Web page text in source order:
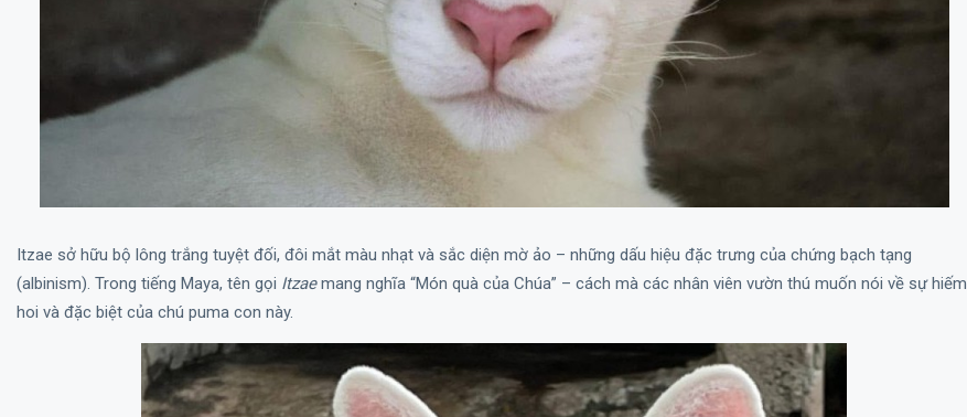
Itzae sở hữu bộ lông trắng tuyệt đối, đôi mắt màu nhạt và sắc diện mờ ảo – những dấu hiệu đặc trưng của chứng bạch tạng
(albinism). Trong tiếng Maya, tên gọi Itzaemang nghĩa “Món quà của Chúa” – cách mà các nhân viên vườn thú muốn nói về sự hiếm
hoi và đặc biệt của chú puma con này.